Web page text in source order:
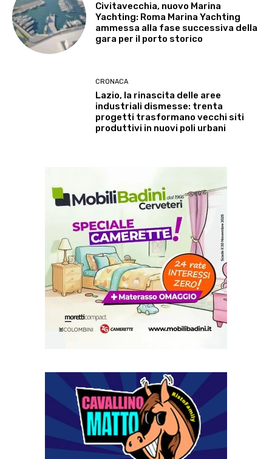
Civitavecchia, nuovo Marina
Yachting: Roma Marina Yachting
ammessa alla fase successiva della
gara per il porto storico
CRONACA
Lazio, la rinascita delle aree
industriali dismesse: trenta
progetti trasformano vecchi siti
produttivi in nuovi poli urbani